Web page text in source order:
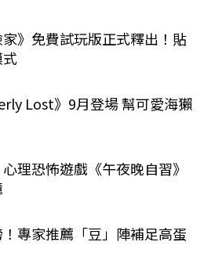
》免費試玩版正式釋出！貼
Lost》9月登場 幫可愛海獺
理恐怖遊戲《午夜晚自習》
專家推薦「豆」陣補足高蛋